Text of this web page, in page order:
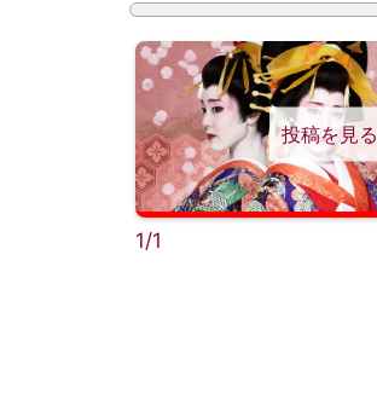
投稿を見る
1/1